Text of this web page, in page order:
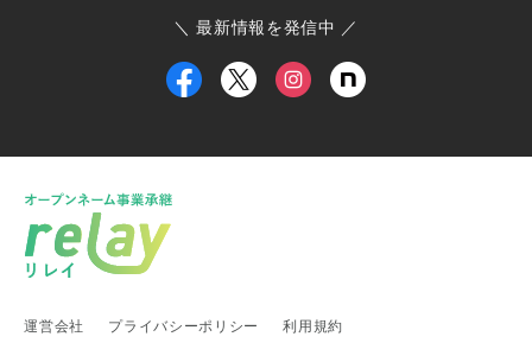
小田原箱根商工会議所
福井県 事業承継・引継ぎ支援センター
富山県
新潟県 南魚沼市
新潟県 糸魚川市
新潟県 出雲崎町
新潟県 関川村
愛知県 事業承継・引継ぎ支援センター
岐阜県 高山市
＼ 最新情報を発信中 ／
運営会社 プライバシーポリシー 利用規約